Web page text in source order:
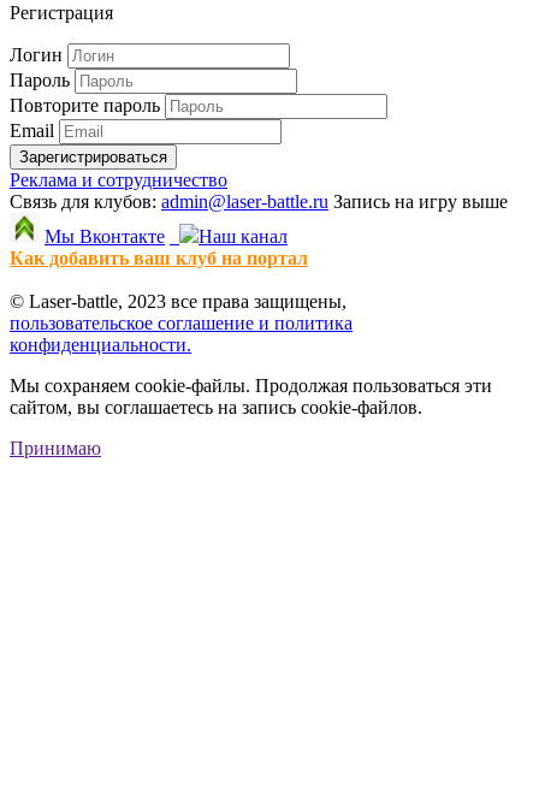
Регистрация
Логин
Пароль
Повторите пароль
Email
Зарегистрироваться
Реклама и сотрудничество
Связь для клубов: admin@laser-battle.ru Запись на игру выше
Мы Вконтакте
Наш канал
Как добавить ваш клуб на портал
© Laser-battle, 2023 все права защищены,
пользовательское соглашение и политика
конфиденциальности.
Мы сохраняем cookie-файлы. Продолжая пользоваться эти
сайтом, вы соглашаетесь на запись cookie-файлов.
Принимаю